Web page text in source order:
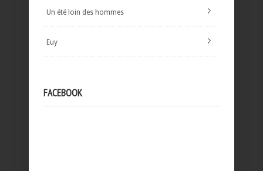
Un été loin des hommes
Euy
FACEBOOK